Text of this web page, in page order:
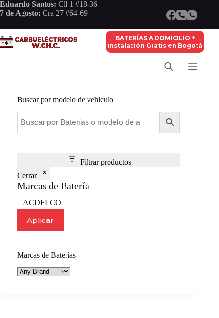
Saltar
al
Eduardo Santos: Cll 1 #18-36
7 de Agosto: Cra 27 #64-69
BATERÍAS A DOMICILIO +
instalación Gratis en Bogotá
Buscar por modelo de vehículo
Filtrar productos
Cerrar
Marcas de Batería
Marca
ACDELCO
Aplicar
Marcas de Baterías